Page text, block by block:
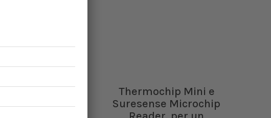
Thermochip Mini e
Suresense Microchip